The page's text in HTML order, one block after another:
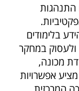
התנהגות
בלימודים
ולעסוק במחקר
מכונה,
אפשרויות